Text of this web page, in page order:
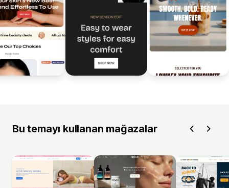
Bu temayı kullanan mağazalar